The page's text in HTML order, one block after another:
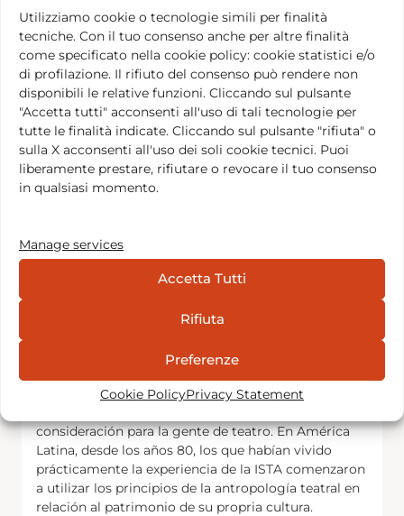
Utilizziamo cookie o tecnologie simili per finalità
tecniche. Con il tuo consenso anche per altre finalità
come specificato nella cookie policy: cookie statistici e/o
di profilazione. Il rifiuto del consenso può rendere non
disponibili le relative funzioni. Cliccando sul pulsante
"Accetta tutti" acconsenti all'uso di tali tecnologie per
tutte le finalità indicate. Cliccando sul pulsante "rifiuta" o
sulla X acconsenti all'uso dei soli cookie tecnici. Puoi
liberamente prestare, rifiutare o revocare il tuo consenso
in qualsiasi momento.
Manage services
Accetta Tutti
Rifiuta
Preferenze
Cookie PolicyPrivacy Statement
director del descubrimiento de que la tierra es
redonda? ¿Qué efectos tienen para el entorno social
y artístico?
Voy a contarte cómo reaccionaron los
latinoamericanos que estudiaron y participaron en
la ISTA. Para ellos el encuentro con actores asiáticos
fue al comienzo una sorpresa. ¿Para qué podrían
servir esas formas tan “exóticas” de hacer teatro tan
distante de las técnicas teatrales en Latinoamérica,
había principios técnicos que podían ser utilizados.
¿Qué hicieron los más inteligentes de ellos? Miraron
espectacular de manifestaciones populares en la
Orixas del candomble, el Cavalo marinho, el Bumba
actores danzantes a nivel popular cuyas técnicas y
consideración para la gente de teatro. En América
Latina, desde los años 80, los que habían vivido
prácticamente la experiencia de la ISTA comenzaron
a utilizar los principios de la antropología teatral en
relación al patrimonio de su propria cultura.